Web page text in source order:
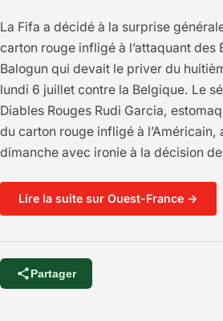
La Fifa a décidé à la surprise
carton rouge infligé à l’attaquant des
Balogun qui devait le priver du
lundi 6 juillet contre la Belgique. Le
Diables Rouges Rudi Garcia,
du carton rouge infligé à
dimanche avec ironie à la décision
Lire la suite sur Ouest-France →
Partager